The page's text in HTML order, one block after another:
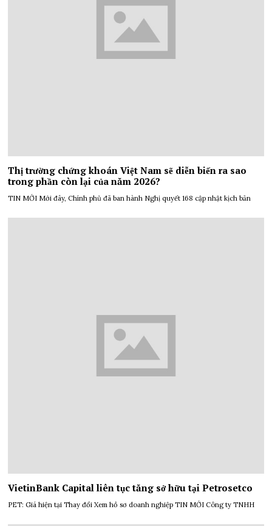
Thị trường chứng khoán Việt Nam sẽ diễn biến ra sao
trong phần còn lại của năm 2026?
TIN MỚI Mới đây, Chính phủ đã ban hành Nghị quyết 168 cập nhật kịch bản
VietinBank Capital liên tục tăng sở hữu tại Petrosetco
PET: Giá hiện tại Thay đổi Xem hồ sơ doanh nghiệp TIN MỚI Công ty TNHH